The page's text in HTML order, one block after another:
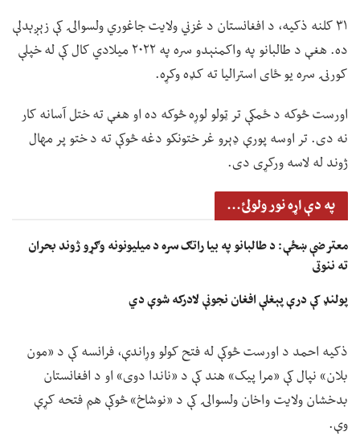
۳۱ کلنه ذکیه، د افغانستان د غزني ولایت جاغوري ولسوالۍ کې زېږېدلې
ده. هغې د طالبانو په واکمنېدو سره په ۲۰۲۲ میلادي کال کې له خپلې
کورنۍ سره یو ځای استرالیا ته کډه وکړه.
اورست څوکه د ځمکې تر ټولو لوړه څوکه ده او هغې ته ختل آسانه کار
نه دی. تر اوسه پورې ډېرو غر ختونکو دغه څوکې ته د ختو پر مهال
ژوند له لاسه ورکړی دی.
په دې اړه نور ولولئ...
معترضې ښځې: د طالبانو په بیا راتګ سره د میلیونونه وګړو ژوند بحران
ته ننوتی
پولنډ کې درې پېغلې افغان نجونې لادرکه شوې دي
ذکیه احمد د اورست څوکې له فتح کولو وړاندې، فرانسه کې د «مون
بلان» نپال کې «مرا پیک» هند کې د «ناندا دوی» او د افغانستان
بدخشان ولایت واخان ولسوالۍ کې د «نوشاخ» څوکې هم فتحه کړې
وې.